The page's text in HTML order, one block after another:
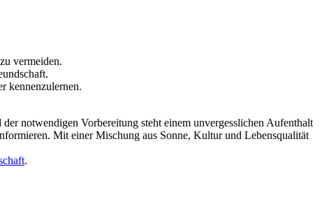
vermeiden.
kennenzulernen.
notwendigen Vorbereitung steht einem unvergesslichen Aufenthalt
Mit einer Mischung aus Sonne, Kultur und Lebensqualität
.